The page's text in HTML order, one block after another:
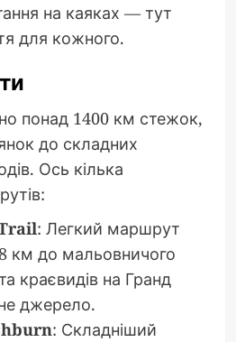
на каяках — тут
для кожного.
понад 1400 км стежок,
до складних
Ось кілька
: Легкий маршрут
км до мальовничого
краєвидів на Гранд
джерело.
: Складніший